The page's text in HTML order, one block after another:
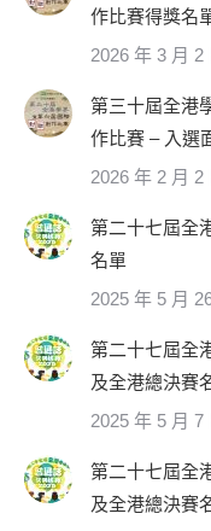
作比賽得獎名
2026 年 3 月 2
第三十屆全港
作比賽 – 入選
2026 年 2 月 2
第二十七屆全
名單
2025 年 5 月
第二十七屆全
及全港總決賽
2025 年 5 月 7
第二十七屆全
及全港總決賽